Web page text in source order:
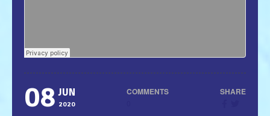
08 JUN
2020
COMMENTS SHARE